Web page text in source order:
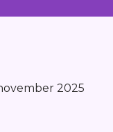
2025